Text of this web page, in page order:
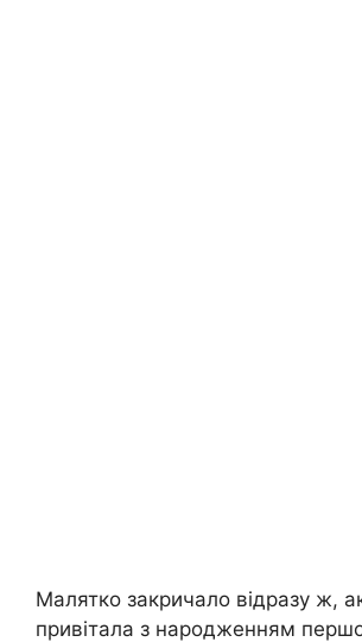
Малятко закричало відразу ж,
привітала з нapoдженням